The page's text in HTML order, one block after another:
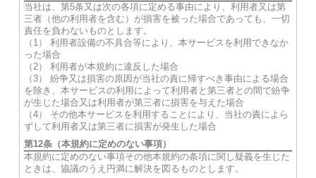
当社は、第5条又は次の各項に定める事由により、利用者又は第
三者（他の利用者を含む）が損害を被った場合であっても、一切
責任を負わないものとします。
（1） 利用者設備の不具合等により、本サービスを利用できなか
った場合
（2） 利用者が本規約に違反した場合
（3） 紛争又は損害の原因が当社の責に帰すべき事由による場合
を除き、本サービスの利用によって利用者と第三者との間で紛争
が生じた場合又は利用者が第三者に損害を与えた場合
（4） その他本サービスを利用することにより、当社の責によら
ずして利用者又は第三者に損害が発生した場合
第12条（本規約に定めのない事項）
本規約に定めのない事項その他本規約の条項に関し疑義を生じた
ときは、協議のうえ円満に解決を図るものとします。